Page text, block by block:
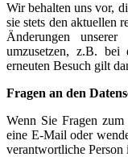
Wir behalten uns vor,
sie stets den aktuellen
Änderungen
umzusetzen, z.B. bei
erneuten Besuch gilt
Fragen an den
Wenn Sie Fragen
eine E-Mail oder
verantwortliche Person